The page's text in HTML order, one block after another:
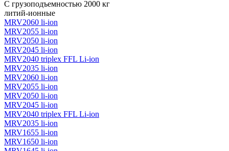
С грузоподъемностью 2000 кг
литий-ионные
MRV2060 li-ion
MRV2055 li-ion
MRV2050 li-ion
MRV2045 li-ion
MRV2040 triplex FFL Li-ion
MRV2035 li-ion
MRV2060 li-ion
MRV2055 li-ion
MRV2050 li-ion
MRV2045 li-ion
MRV2040 triplex FFL Li-ion
MRV2035 li-ion
MRV1655 li-ion
MRV1650 li-ion